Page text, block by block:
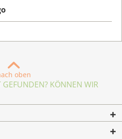
oben
GEFUNDEN? KÖNNEN WIR